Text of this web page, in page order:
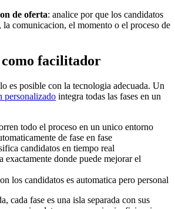
de oferta: analice por que los candidatos
la comunicacion, el momento o el proceso de
facilitador
es posible con la tecnologia adecuada. Un
personalizado integra todas las fases en un
todo el proceso en un unico entorno
de fase en fase
candidatos en tiempo real
exactamente donde puede mejorar el
los candidatos es automatica pero personal
cada fase es una isla separada con sus